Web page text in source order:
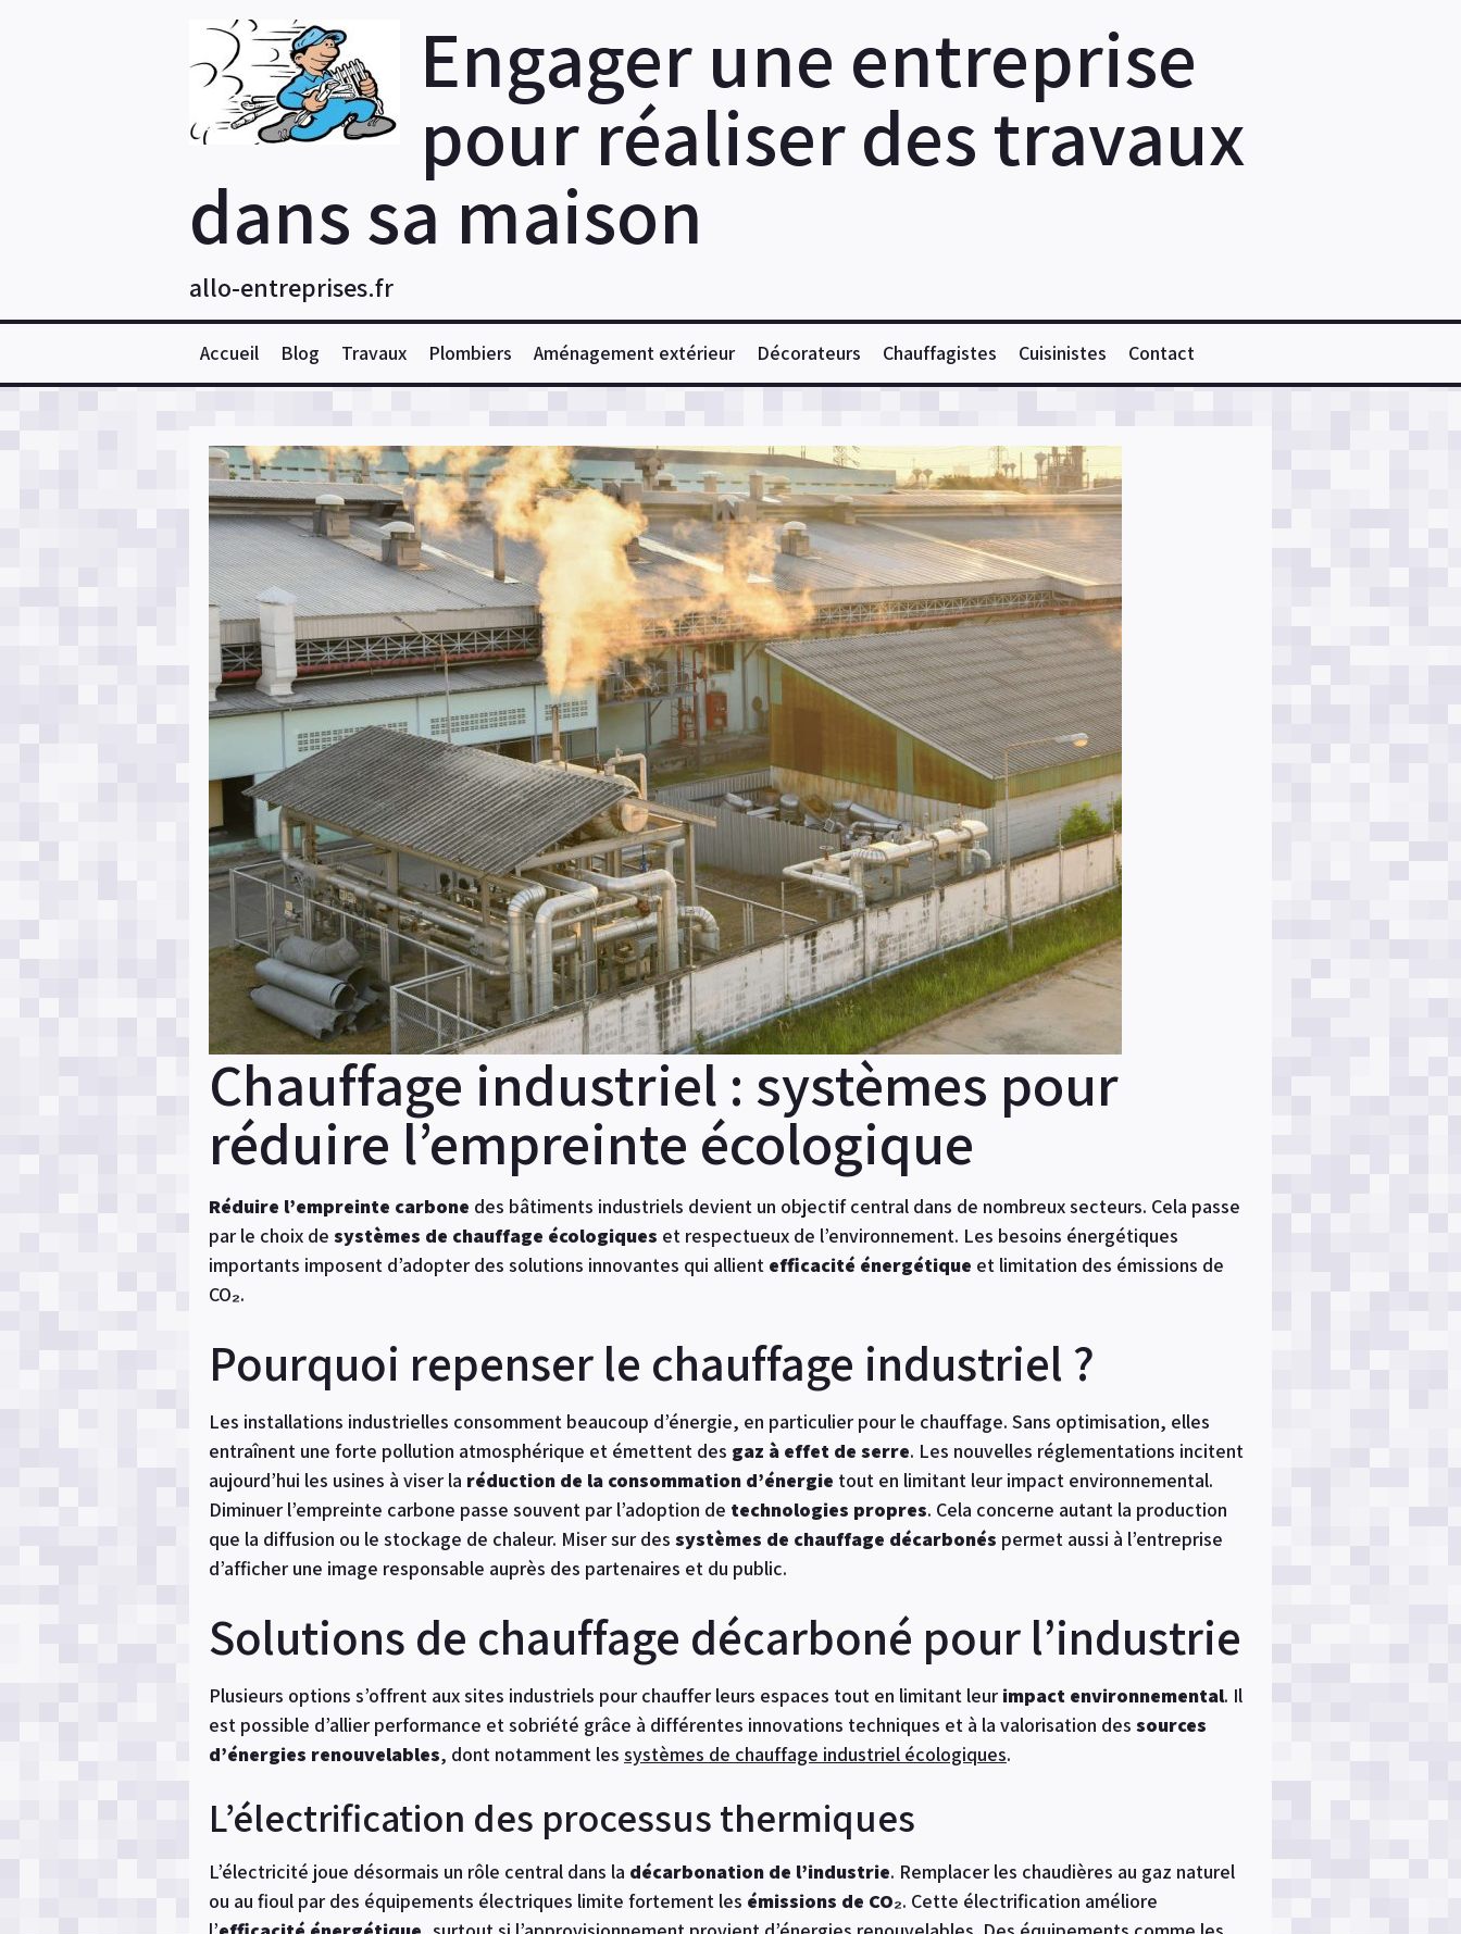
Engager une entreprise
pour réaliser des travaux
dans sa maison
allo-entreprises.fr
Accueil Blog Travaux Plombiers Aménagement extérieur Décorateurs Chauffagistes Cuisinistes Contact
Chauffage industriel : systèmes pour
réduire l’empreinte écologique
Réduire l’empreinte carbone des bâtiments industriels devient un objectif central dans de nombreux secteurs. Cela passe
par le choix de systèmes de chauffage écologiques et respectueux de l’environnement. Les besoins énergétiques
importants imposent d’adopter des solutions innovantes qui allient efficacité énergétique et limitation des émissions de
CO₂.
Pourquoi repenser le chauffage industriel ?
Les installations industrielles consomment beaucoup d’énergie, en particulier pour le chauffage. Sans optimisation, elles
entraînent une forte pollution atmosphérique et émettent des gaz à effet de serre. Les nouvelles réglementations incitent
aujourd’hui les usines à viser la réduction de la consommation d’énergie tout en limitant leur impact environnemental.
Diminuer l’empreinte carbone passe souvent par l’adoption de technologies propres. Cela concerne autant la production
que la diffusion ou le stockage de chaleur. Miser sur des systèmes de chauffage décarbonés permet aussi à l’entreprise
d’afficher une image responsable auprès des partenaires et du public.
Solutions de chauffage décarboné pour l’industrie
Plusieurs options s’offrent aux sites industriels pour chauffer leurs espaces tout en limitant leurimpact environnemental. Il
est possible d’allier performance et sobriété grâce à différentes innovations techniques et à la valorisation des sources
d’énergies renouvelables, dont notamment les systèmes de chauffage industriel écologiques.
L’électrification des processus thermiques
L’électricité joue désormais un rôle central dans la décarbonation de l’industrie. Remplacer les chaudières au gaz naturel
ou au fioul par des équipements électriques limite fortement les émissions de CO₂. Cette électrification améliore